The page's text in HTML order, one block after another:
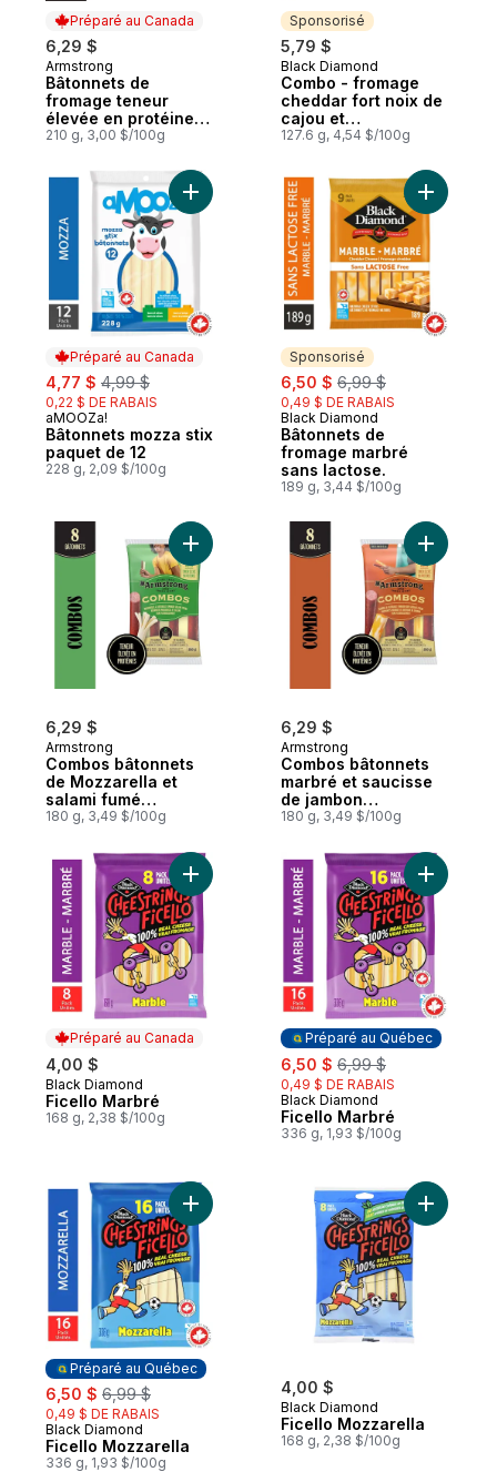
Préparé au Canada
6,29 $
Préparé au Canada
Armstrong
Bâtonnets de
fromage teneur
élevée en protéines
cheddar marbré
210 g, 3,00 $/100g
Sponsorisé
5,79 $
Sponsorisé
Black Diamond
Combo - fromage
cheddar fort noix de
cajou et
canneberges
127.6 g, 4,54 $/100g
Préparé au Canada
sale:
4,77 $ , formerly:
4,99 $
0,22 $ DE RABAIS
Préparé au Canada
aMOOZa!
Bâtonnets mozza stix
paquet de 12
228 g, 2,09 $/100g
Ajouter Bâtonnets mozza stix paquet de
Sponsorisé
sale:
6,50 $ , formerly:
6,99 $
0,49 $ DE RABAIS
Sponsorisé
Black Diamond
Bâtonnets de
fromage marbré
sans lactose.
189 g, 3,44 $/100g
Ajouter
6,29 $
Armstrong
Combos bâtonnets
de Mozzarella et
salami fumé
naturellement
180 g, 3,49 $/100g
Ajouter Combos bâtonnets de
6,29 $
Armstrong
Combos bâtonnets
marbré et saucisse
de jambon
naturellement fumé
180 g, 3,49 $/100g
Ajouter
Préparé au Canada
4,00 $
Préparé au Canada
Black Diamond
Ficello Marbré
168 g, 2,38 $/100g
Ajouter Ficello Marbré au panier
Préparé au Québec
sale:
6,50 $ , formerly:
6,99 $
0,49 $ DE RABAIS
Préparé au Québec
Black Diamond
Ficello Marbré
336 g, 1,93 $/100g
Ajouter
Préparé au Québec
sale:
6,50 $ , formerly:
6,99 $
0,49 $ DE RABAIS
Préparé au Québec
Black Diamond
Ficello Mozzarella
336 g, 1,93 $/100g
Ajouter Ficello Mozzarella au panier
4,00 $
Black Diamond
Ficello Mozzarella
168 g, 2,38 $/100g
Ajouter